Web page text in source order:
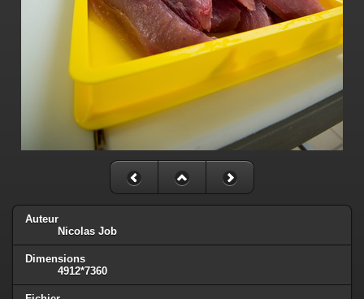
Auteur
Nicolas Job
Dimensions
4912*7360